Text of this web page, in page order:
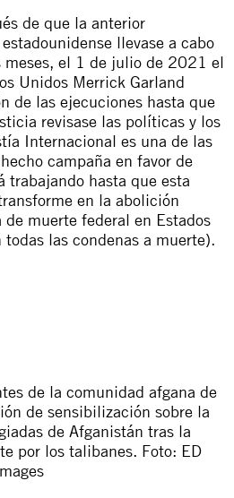
de que la anterior
llevase a cabo
meses, el 1 de julio de 2021 el
Unidos Merrick Garland
de las ejecuciones hasta que
revisase las políticas y los
Internacional es una de las
campaña en favor de
trabajando hasta que esta
en la abolición
muerte federal en Estados
las condenas a muerte).
de la comunidad afgana de
de sensibilización sobre la
de Afganistán tras la
por los talibanes. Foto: ED